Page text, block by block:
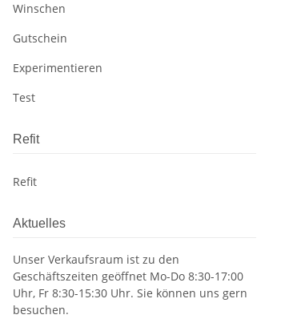
Winschen
Gutschein
Experimentieren
Test
Refit
Refit
Aktuelles
Unser Verkaufsraum ist zu den
Geschäftszeiten geöffnet Mo-Do 8:30-17:00
Uhr, Fr 8:30-15:30 Uhr. Sie können uns gern
besuchen.